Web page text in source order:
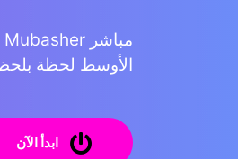
الأوسط لحظة
ابدأ الآن